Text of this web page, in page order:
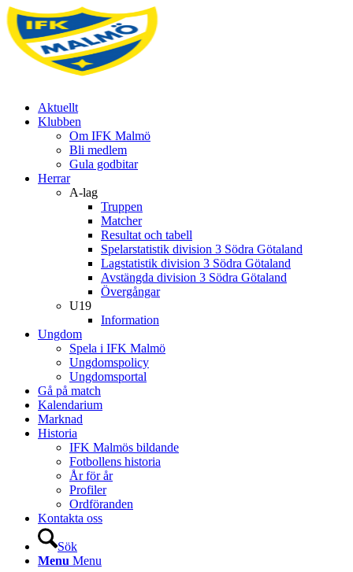
Aktuellt
Klubben
Om IFK Malmö
Bli medlem
Gula godbitar
Herrar
A-lag
Truppen
Matcher
Resultat och tabell
Spelarstatistik division 3 Södra Götaland
Lagstatistik division 3 Södra Götaland
Avstängda division 3 Södra Götaland
Övergångar
U19
Information
Ungdom
Spela i IFK Malmö
Ungdomspolicy
Ungdomsportal
Gå på match
Kalendarium
Marknad
Historia
IFK Malmös bildande
Fotbollens historia
År för år
Profiler
Ordföranden
Kontakta oss
Sök
Menu Menu